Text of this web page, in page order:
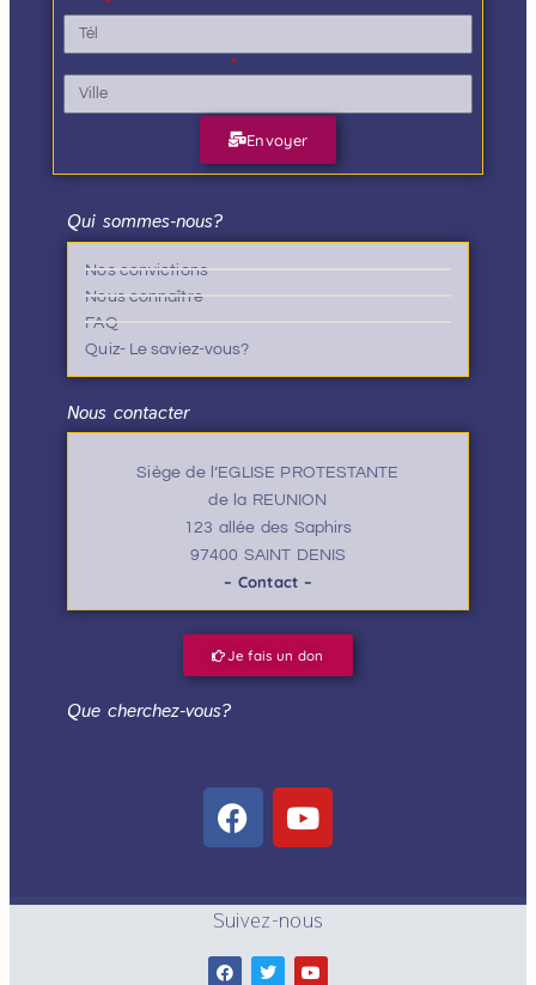
Envoyer
Qui sommes-nous?
Nos convictions
Nous connaître
FAQ
Quiz- Le saviez-vous?
Nous contacter
Siège de l’EGLISE PROTESTANTE
de la REUNION
123 allée des Saphirs
97400 SAINT DENIS
– Contact –
Je fais un don
Que cherchez-vous?
Suivez-nous